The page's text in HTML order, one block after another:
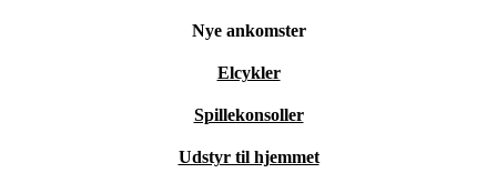
Nye ankomster
Elcykler
Spillekonsoller
Udstyr til hjemmet